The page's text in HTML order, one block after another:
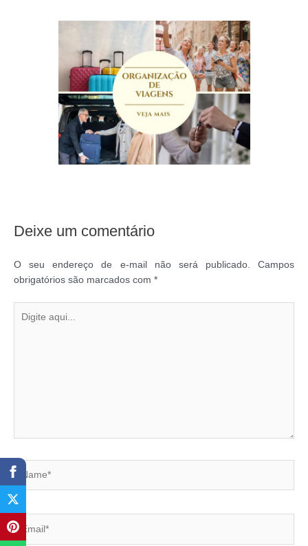
Deixe um comentário
O seu endereço de e-mail não será publicado.
Campos
obrigatórios são marcados com *
aqui...
Name*
Email*